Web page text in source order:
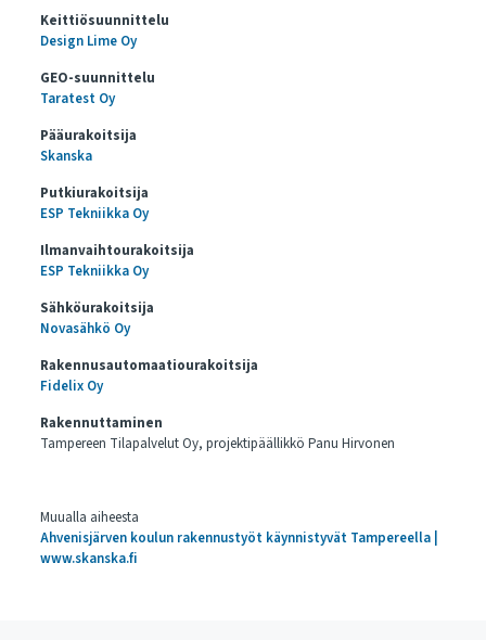
Keittiösuunnittelu
Design Lime Oy
GEO-suunnittelu
Taratest Oy
Pääurakoitsija
Skanska
Putkiurakoitsija
ESP Tekniikka Oy
Ilmanvaihtourakoitsija
ESP Tekniikka Oy
Sähköurakoitsija
Novasähkö Oy
Rakennusautomaatiourakoitsija
Fidelix Oy
Rakennuttaminen
Tampereen Tilapalvelut Oy, projektipäällikkö Panu Hirvonen
Muualla aiheesta
Ahvenisjärven koulun rakennustyöt käynnistyvät Tampereella |
www.skanska.fi